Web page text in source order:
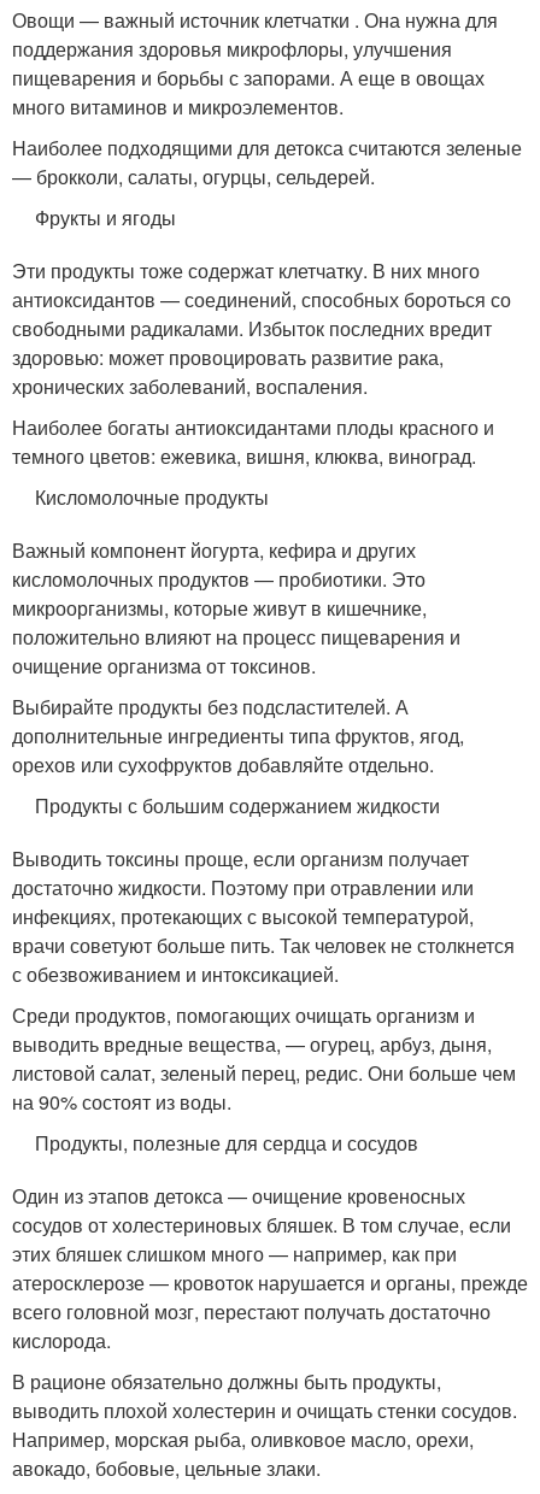
Овощи — важный источник клетчатки . Она нужна для
поддержания здоровья микрофлоры, улучшения
пищеварения и борьбы с запорами. А еще в овощах
много витаминов и микроэлементов.
Наиболее подходящими для детокса считаются зеленые
— брокколи, салаты, огурцы, сельдерей.
Фрукты и ягоды
Эти продукты тоже содержат клетчатку. В них много
антиоксидантов — соединений, способных бороться со
свободными радикалами. Избыток последних вредит
здоровью: может провоцировать развитие рака,
хронических заболеваний, воспаления.
Наиболее богаты антиоксидантами плоды красного и
темного цветов: ежевика, вишня, клюква, виноград.
Кисломолочные продукты
Важный компонент йогурта, кефира и других
кисломолочных продуктов — пробиотики. Это
микроорганизмы, которые живут в кишечнике,
положительно влияют на процесс пищеварения и
очищение организма от токсинов.
Выбирайте продукты без подсластителей. А
дополнительные ингредиенты типа фруктов, ягод,
орехов или сухофруктов добавляйте отдельно.
Продукты с большим содержанием жидкости
Выводить токсины проще, если организм получает
достаточно жидкости. Поэтому при отравлении или
инфекциях, протекающих с высокой температурой,
врачи советуют больше пить. Так человек не столкнется
с обезвоживанием и интоксикацией.
Среди продуктов, помогающих очищать организм и
выводить вредные вещества, — огурец, арбуз, дыня,
листовой салат, зеленый перец, редис. Они больше чем
на 90% состоят из воды.
Продукты, полезные для сердца и сосудов
Один из этапов детокса — очищение кровеносных
сосудов от холестериновых бляшек. В том случае, если
этих бляшек слишком много — например, как при
атеросклерозе — кровоток нарушается и органы, прежде
всего головной мозг, перестают получать достаточно
кислорода.
В рационе обязательно должны быть продукты,
выводить плохой холестерин и очищать стенки сосудов.
Например, морская рыба, оливковое масло, орехи,
авокадо, бобовые, цельные злаки.